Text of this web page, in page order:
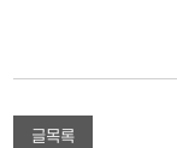
글목록